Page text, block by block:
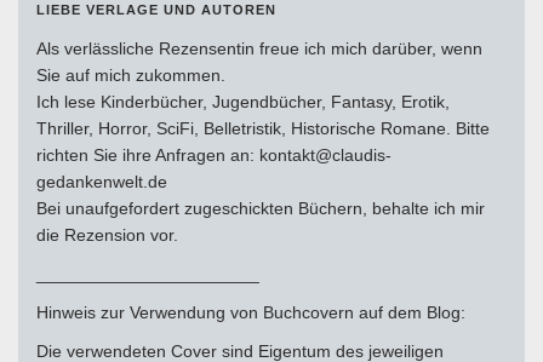
LIEBE VERLAGE UND AUTOREN
Als verlässliche Rezensentin freue ich mich darüber, wenn
Sie auf mich zukommen.
Ich lese Kinderbücher, Jugendbücher, Fantasy, Erotik,
Thriller, Horror, SciFi, Belletristik, Historische Romane. Bitte
richten Sie ihre Anfragen an: kontakt@claudis-
gedankenwelt.de
Bei unaufgefordert zugeschickten Büchern, behalte ich mir
die Rezension vor.
Hinweis zur Verwendung von Buchcovern auf dem Blog:
Die verwendeten Cover sind Eigentum des jeweiligen